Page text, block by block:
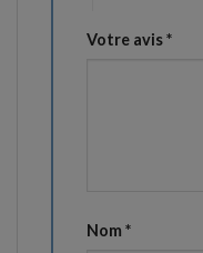
Votre avis*
Nom *